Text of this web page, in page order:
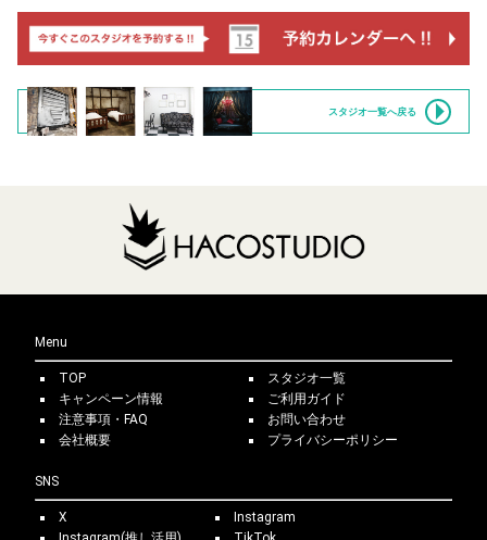
スタジオ一覧へ戻る
Menu
TOP
スタジオ一覧
キャンペーン情報
ご利用ガイド
注意事項・FAQ
お問い合わせ
会社概要
プライバシーポリシー
SNS
X
Instagram